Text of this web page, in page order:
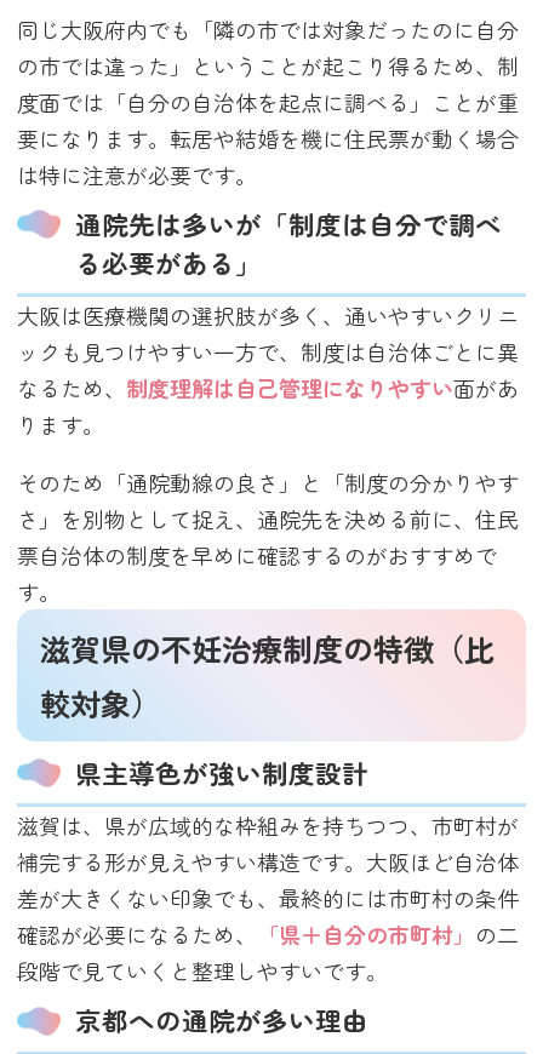
同じ大阪府内でも「隣の市では対象だったのに自分
の市では違った」ということが起こり得るため、制
度面では「自分の自治体を起点に調べる」ことが重
要になります。転居や結婚を機に住民票が動く場合
は特に注意が必要です。
通院先は多いが「制度は自分で調べ
る必要がある」
大阪は医療機関の選択肢が多く、通いやすいクリニ
ックも見つけやすい一方で、制度は自治体ごとに異
なるため、 制度理解は自己管理になりやすい面があ
ります。
そのため「通院動線の良さ」と「制度の分かりやす
さ」を別物として捉え、通院先を決める前に、住民
票自治体の制度を早めに確認するのがおすすめで
す。
滋賀県の不妊治療制度の特徴（比
較対象）
県主導色が強い制度設計
滋賀は、県が広域的な枠組みを持ちつつ、市町村が
補完する形が見えやすい構造です。大阪ほど自治体
差が大きくない印象でも、最終的には市町村の条件
確認が必要になるため、
「県＋自分の市町村」 の二
段階で見ていくと整理しやすいです。
京都への通院が多い理由